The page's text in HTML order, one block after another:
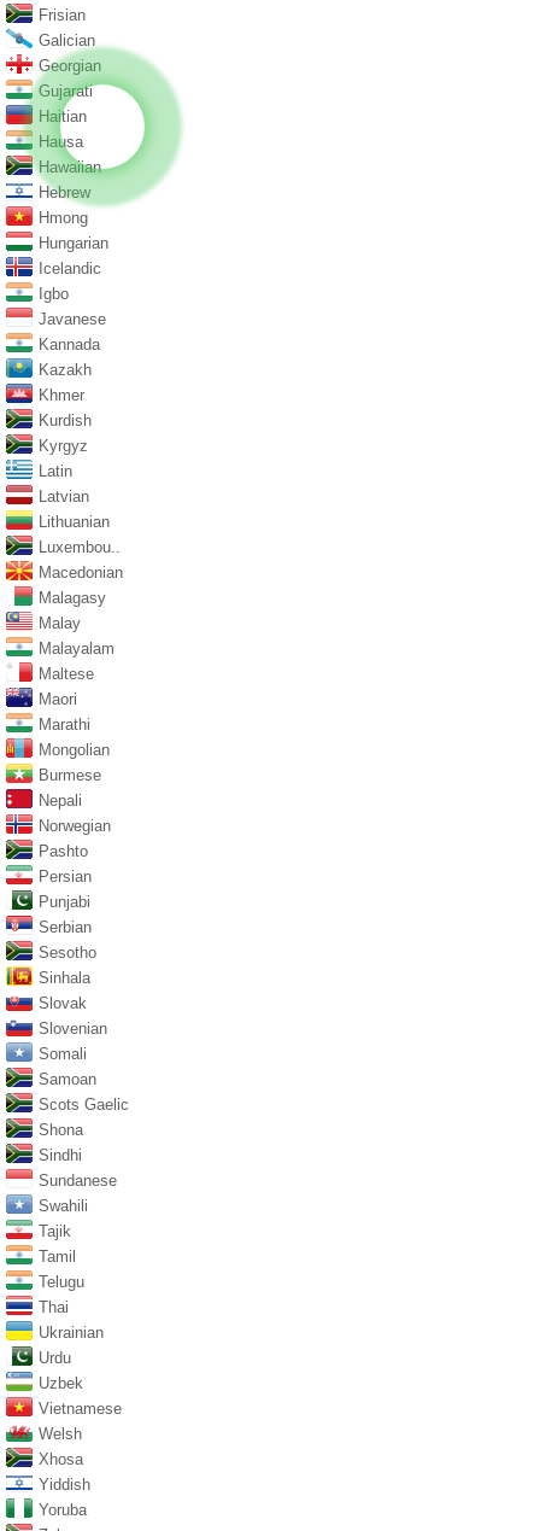
Frisian
Galician
Georgian
Gujarati
Haitian
Hausa
Hawaiian
Hebrew
Hmong
Hungarian
Icelandic
Igbo
Javanese
Kannada
Kazakh
Khmer
Kurdish
Kyrgyz
Latin
Latvian
Lithuanian
Luxembou..
Macedonian
Malagasy
Malay
Malayalam
Maltese
Maori
Marathi
Mongolian
Burmese
Nepali
Norwegian
Pashto
Persian
Punjabi
Serbian
Sesotho
Sinhala
Slovak
Slovenian
Somali
Samoan
Scots Gaelic
Shona
Sindhi
Sundanese
Swahili
Tajik
Tamil
Telugu
Thai
Ukrainian
Urdu
Uzbek
Vietnamese
Welsh
Xhosa
Yiddish
Yoruba